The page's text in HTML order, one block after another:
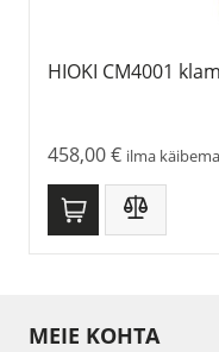
HIOKI CM4001
458,00€ ilma
MEIE KOHTA